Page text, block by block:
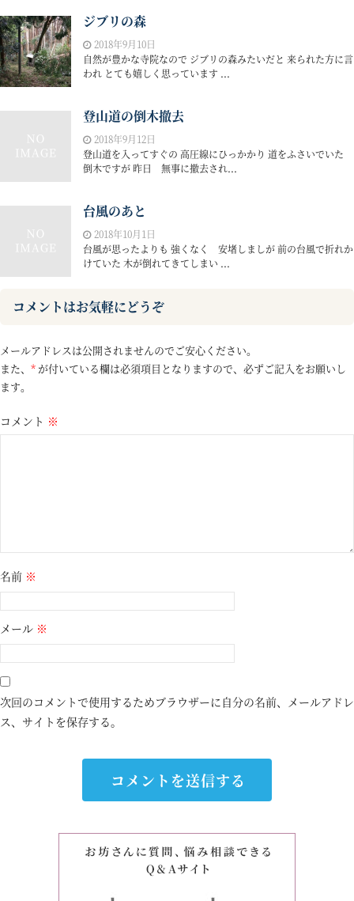
ジブリの森
2018年9月10日
自然が豊かな寺院なので ジブリの森みたいだと 来られた方に言
われ とても嬉しく思っています ...
登山道の倒木撤去
2018年9月12日
登山道を入ってすぐの 高圧線にひっかかり 道をふさいでいた
倒木ですが 昨日 無事に撤去され...
台風のあと
2018年10月1日
台風が思ったよりも 強くなく 安堵しましが 前の台風で折れか
けていた 木が倒れてきてしまい ...
コメントはお気軽にどうぞ
メールアドレスは公開されませんのでご安心ください。
また、 * が付いている欄は必須項目となりますので、必ずご記入をお願いし
ます。
コメント ※
名前 ※
メール ※
次回のコメントで使用するためブラウザーに自分の名前、メールアドレ
ス、サイトを保存する。